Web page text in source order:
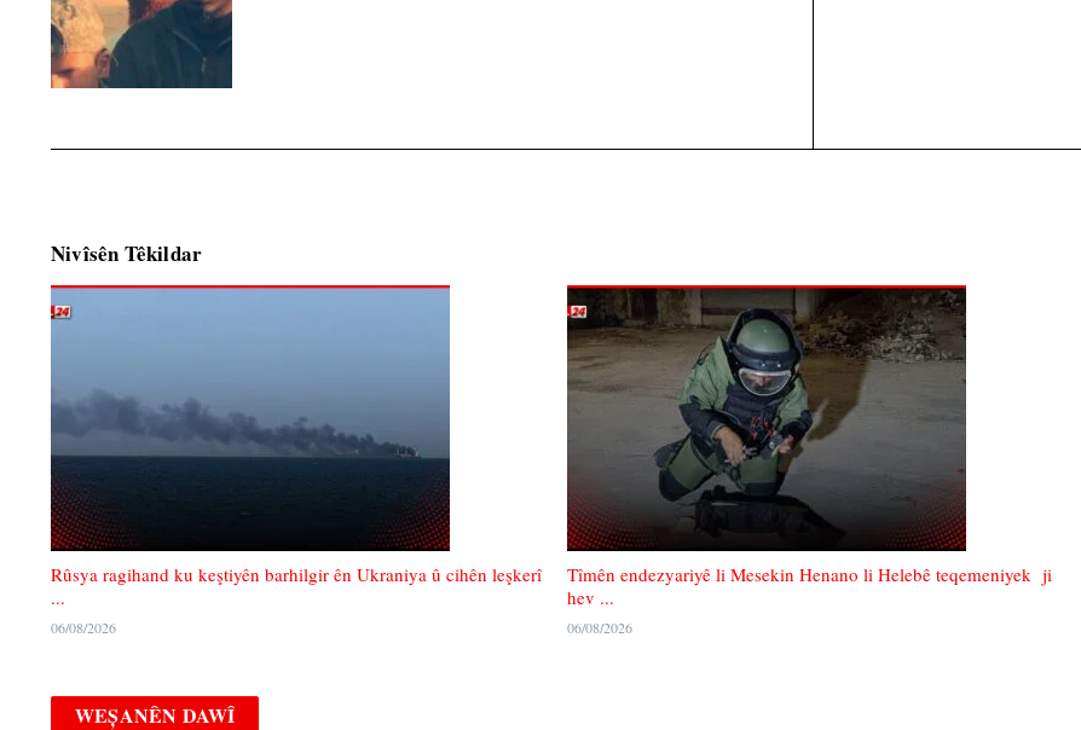
Nivîsên Têkildar
Rûsya ragihand ku keştiyên barhilgir ên Ukraniya û cihên leşkerî
...
06/08/2026
Tîmên endezyariyê li Mesekin Henano li Helebê teqemeniyek ji
hev ...
06/08/2026
WEȘANÊN DAWÎ